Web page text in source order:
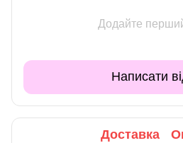
Додайте
Написати
Доставка